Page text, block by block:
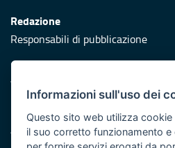
Redazione
Responsabili di pubblicazione
Protezione civile
Vai al sito di Protezione Civile Puglia
Iniziativa finanziata con risorse
Asse XI
Informazioni sull'uso dei
Questo sito web utilizza
il suo corretto funzionamento